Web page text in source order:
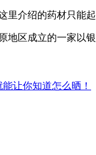
里介绍的药材只能
地区成立的一家以
让你知道怎么晒！